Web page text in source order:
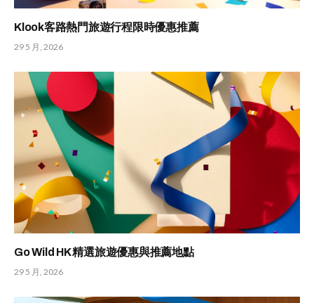
Klook客路熱門旅遊行程限時優惠推薦
29 5 月, 2026
Go Wild HK 精選旅遊優惠與推薦地點
29 5 月, 2026